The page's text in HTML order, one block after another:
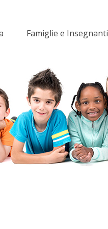
Famiglie e Insegnanti